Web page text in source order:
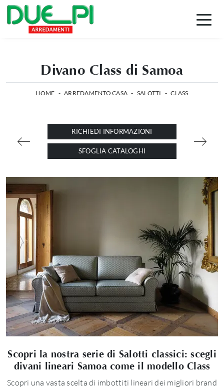
Divano Class di Samoa
HOME - ARREDAMENTO CASA - SALOTTI - CLASS
RICHIEDI INFORMAZIONI
SFOGLIA CATALOGHI
Scopri la nostra serie di Salotti classici: scegli
divani lineari Samoa come il modello Class
Scopri una vasta scelta di imbottiti lineari dei migliori brand